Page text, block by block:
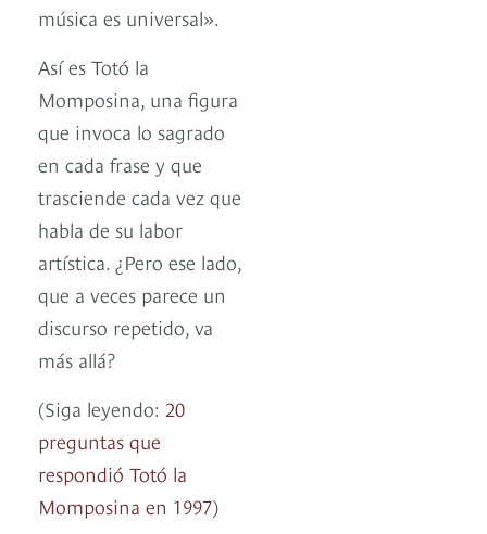
música es universal».
Así es Totó la
Momposina, una figura
que invoca lo sagrado
en cada frase y que
trasciende cada vez que
habla de su labor
artística. ¿Pero ese lado,
que a veces parece un
discurso repetido, va
más allá?
(Siga leyendo: 20
preguntas que
respondió Totó la
Momposina en 1997)